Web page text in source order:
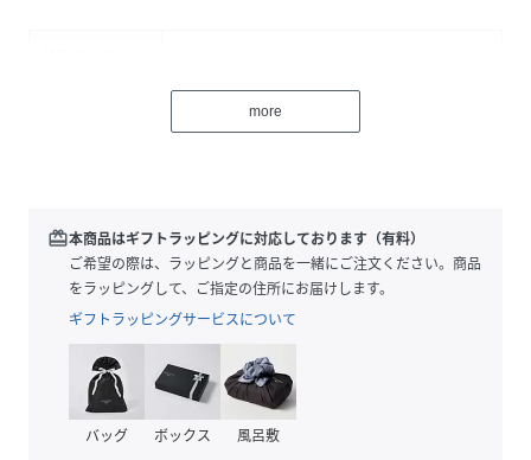
more
redeem本商品はギフトラッピングに対応しております（有料）
ご希望の際は、ラッピングと商品を一緒にご注文ください。商品
をラッピングして、ご指定の住所にお届けします。
ギフトラッピングサービスについて
バッグ ボックス 風呂敷